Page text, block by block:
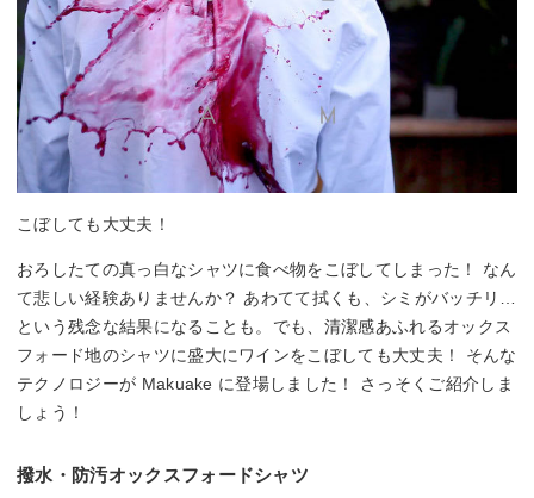
こぼしても大丈夫！
おろしたての真っ白なシャツに食べ物をこぼしてしまった！ なん
て悲しい経験ありませんか？ あわてて拭くも、シミがバッチリ…
という残念な結果になることも。でも、清潔感あふれるオックス
フォード地のシャツに盛大にワインをこぼしても大丈夫！ そんな
テクノロジーが Makuake に登場しました！ さっそくご紹介しま
しょう！
撥水・防汚オックスフォードシャツ